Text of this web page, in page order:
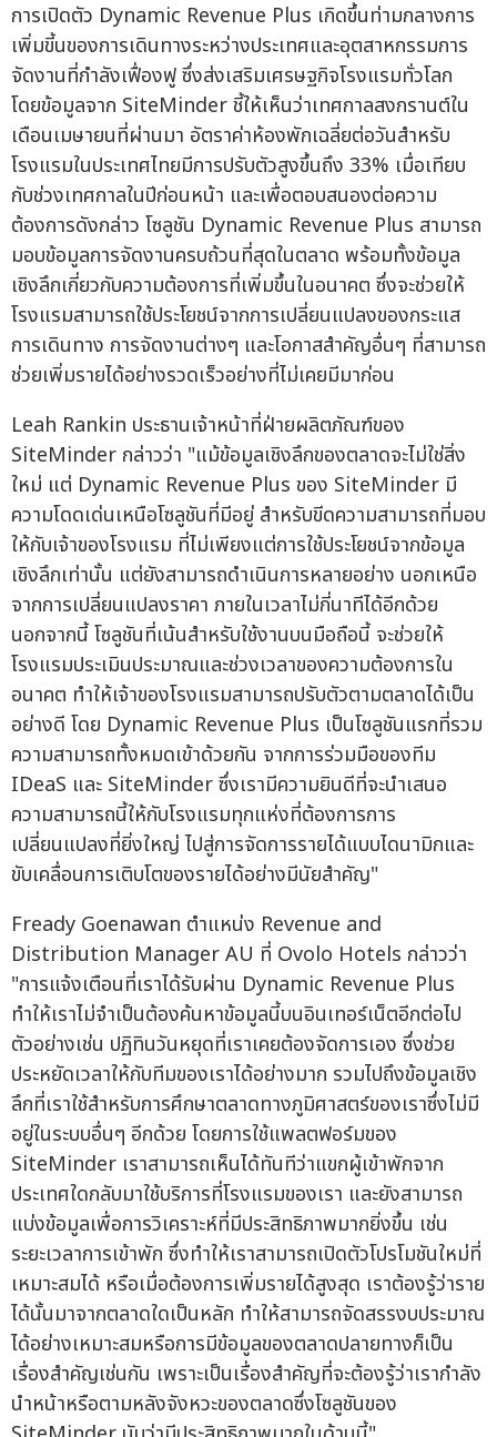
การเปิดตัว Dynamic Revenue Plus เกิดขึ้นท่ามกลางการ
เพิ่มขี้นของการเดินทางระหว่างประเทศและอุตสาหกรรมการ
จัดงานที่กำลังเฟื่องฟู ซึ่งส่งเสริมเศรษฐกิจโรงแรมทั่วโลก
โดยข้อมูลจาก SiteMinder ชี้ให้เห็นว่าเทศกาลสงกรานต์ใน
เดือนเมษายนที่ผ่านมา อัตราค่าห้องพักเฉลี่ยต่อวันสำหรับ
โรงแรมในประเทศไทยมีการปรับตัวสูงขึ้นถึง 33% เมื่อเทียบ
กับช่วงเทศกาลในปีก่อนหน้า และเพื่อตอบสนองต่อความ
ต้องการดังกล่าว โซลูชัน Dynamic Revenue Plus สามารถ
มอบข้อมูลการจัดงานครบถ้วนที่สุดในตลาด พร้อมทั้งข้อมูล
เชิงลึกเกี่ยวกับความต้องการที่เพิ่มขึ้นในอนาคต ซึ่งจะช่วยให้
โรงแรมสามารถใช้ประโยชน์จากการเปลี่ยนแปลงของกระแส
การเดินทาง การจัดงานต่างๆ และโอกาสสำคัญอื่นๆ ที่สามารถ
ช่วยเพิ่มรายได้อย่างรวดเร็วอย่างที่ไม่เคยมีมาก่อน
Leah Rankin ประธานเจ้าหน้าที่ฝ่ายผลิตภัณฑ์ของ
SiteMinder กล่าวว่า "แม้ข้อมูลเชิงลึกของตลาดจะไม่ใช่สิ่ง
ใหม่ แต่ Dynamic Revenue Plus ของ SiteMinder มี
ความโดดเด่นเหนือโซลูชันที่มีอยู่ สำหรับขีดความสามารถที่มอบ
ให้กับเจ้าของโรงแรม ที่ไม่เพียงแต่การใช้ประโยชน์จากข้อมูล
เชิงลึกเท่านั้น แต่ยังสามารถดำเนินการหลายอย่าง นอกเหนือ
จากการเปลี่ยนแปลงราคา ภายในเวลาไม่กี่นาทีได้อีกด้วย
นอกจากนี้ โซลูชันที่เน้นสำหรับใช้งานบนมือถือนี้ จะช่วยให้
โรงแรมประเมินประมาณและช่วงเวลาของความต้องการใน
อนาคต ทำให้เจ้าของโรงแรมสามารถปรับตัวตามตลาดได้เป็น
อย่างดี โดย Dynamic Revenue Plus เป็นโซลูชันแรกที่รวม
ความสามารถทั้งหมดเข้าด้วยกัน จากการร่วมมือของทีม
IDeaS และ SiteMinder ซึ่งเรามีความยินดีที่จะนำเสนอ
ความสามารถนี้ให้กับโรงแรมทุกแห่งที่ต้องการการ
เปลี่ยนแปลงที่ยิ่งใหญ่ ไปสู่การจัดการรายได้แบบไดนามิกและ
ขับเคลื่อนการเติบโตของรายได้อย่างมีนัยสำคัญ"
Fready Goenawan ตำแหน่ง Revenue and
Distribution Manager AU ที่ Ovolo Hotels กล่าวว่า
"การแจ้งเตือนที่เราได้รับผ่าน Dynamic Revenue Plus
ทำให้เราไม่จำเป็นต้องค้นหาข้อมูลนี้บนอินเทอร์เน็ตอีกต่อไป
ตัวอย่างเช่น ปฏิทินวันหยุดที่เราเคยต้องจัดการเอง ซึ่งช่วย
ประหยัดเวลาให้กับทีมของเราได้อย่างมาก รวมไปถึงข้อมูลเชิง
ลึกที่เราใช้สำหรับการศึกษาตลาดทางภูมิศาสตร์ของเราซึ่งไม่มี
อยู่ในระบบอื่นๆ อีกด้วย โดยการใช้แพลตฟอร์มของ
SiteMinder เราสามารถเห็นได้ทันทีว่าแขกผู้เข้าพักจาก
ประเทศใดกลับมาใช้บริการที่โรงแรมของเรา และยังสามารถ
แบ่งข้อมูลเพื่อการวิเคราะห์ที่มีประสิทธิภาพมากยิ่งขึ้น เช่น
ระยะเวลาการเข้าพัก ซึ่งทำให้เราสามารถเปิดตัวโปรโมชันใหม่ที่
เหมาะสมได้ หรือเมื่อต้องการเพิ่มรายได้สูงสุด เราต้องรู้ว่าราย
ได้นั้นมาจากตลาดใดเป็นหลัก ทำให้สามารถจัดสรรงบประมาณ
ได้อย่างเหมาะสมหรือการมีข้อมูลของตลาดปลายทางก็เป็น
เรื่องสำคัญเช่นกัน เพราะเป็นเรื่องสำคัญที่จะต้องรู้ว่าเรากำลัง
นำหน้าหรือตามหลังจังหวะของตลาดซึ่งโซลูชันของ